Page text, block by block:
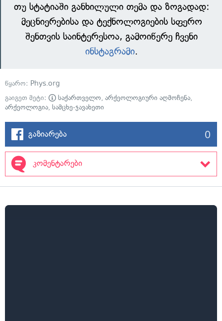
თუ სტატიაში განხილული თემა და ზოგადად:
მეცნიერებისა და ტექნოლოგიების სფერო
შენთვის საინტერესოა, გამოიწერე ჩვენი
ინსტაგრამი.
წყარო: Phys.org
გაიგეთ მეტი:
საქართველო, არქეოლოგიური აღმოჩენა,
არქეოლოგია, სამცხე-ჯავახეთი
გაზიარება 0
კომენტარები